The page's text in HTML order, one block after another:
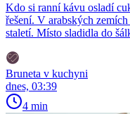
Kdo si ranní kávu osladí
řešení. V arabských
staletí. Místo sladidla do
Bruneta v kuchyni
dnes, 03:39
4 min